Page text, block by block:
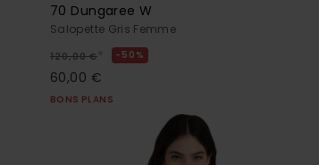
70 Dungaree W
Salopette Gris Femme
120,00 € * 50%
60,00 €
BONS PLANS